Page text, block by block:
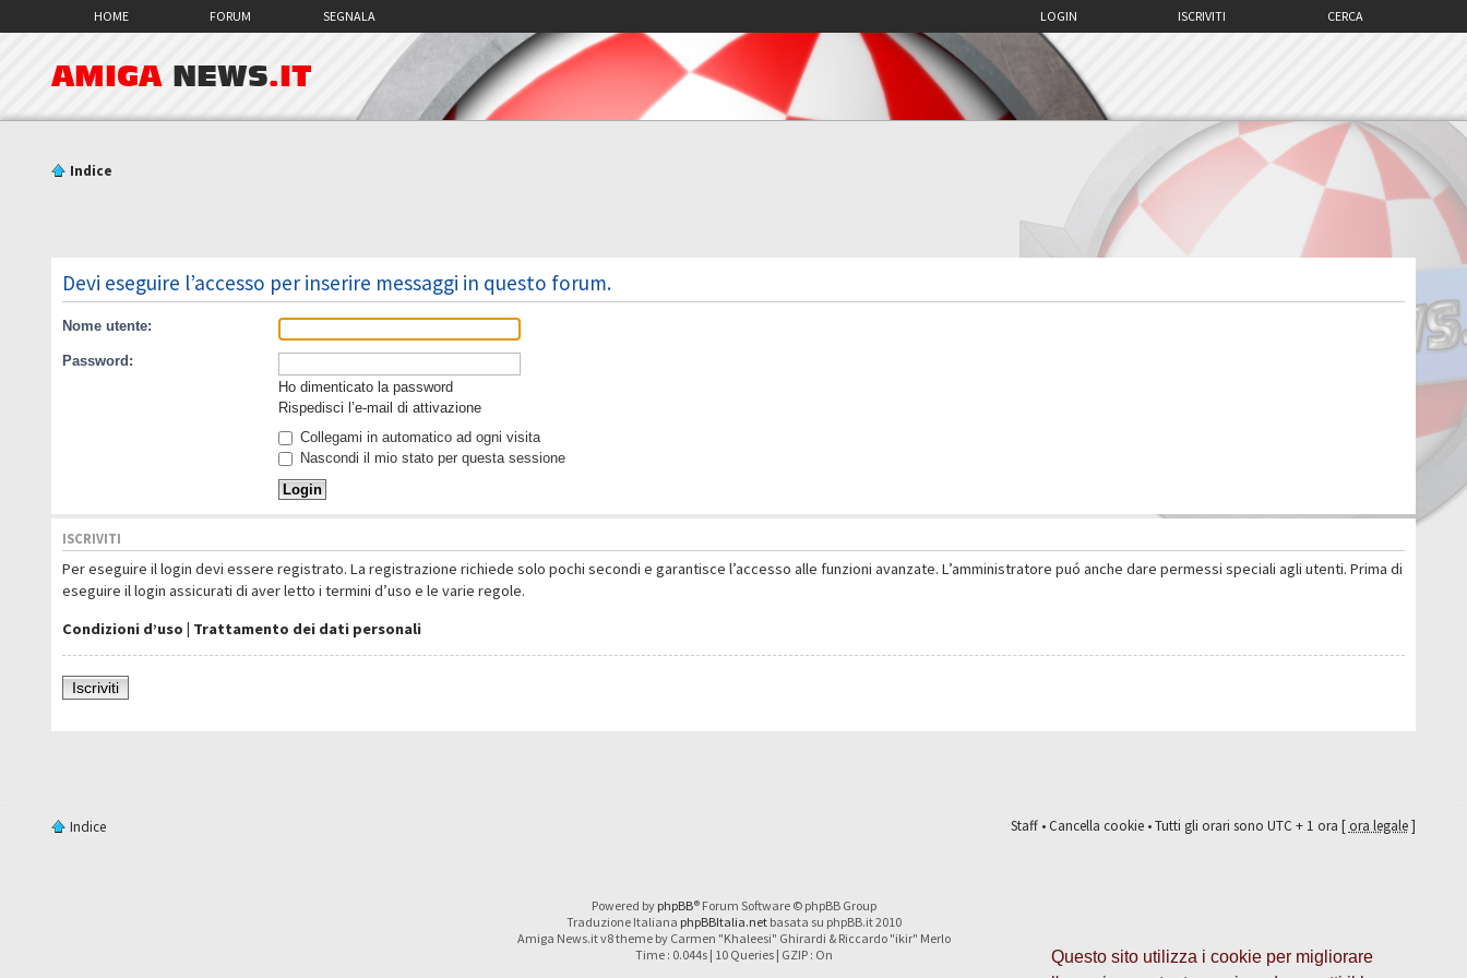
Questo sito utilizza i cookie per migliorare
HOME FORUM SEGNALA CERCA
ISCRIVITI
LOGIN
AMIGA NEWS.IT
Indice
Devi eseguire l’accesso per inserire messaggi in questo forum.
Nome utente:
Password:
Ho dimenticato la password
Rispedisci l’e-mail di attivazione
Collegami in automatico ad ogni visita
Nascondi il mio stato per questa sessione
ISCRIVITI
Per eseguire il login devi essere registrato. La registrazione richiede solo pochi secondi e garantisce l’accesso alle funzioni avanzate. L’amministratore puó anche dare permessi speciali agli utenti. Prima di
eseguire il login assicurati di aver letto i termini d’uso e le varie regole.
Condizioni d’uso | Trattamento dei dati personali
Iscriviti
Indice Staff•Cancella cookie• Tutti gli orari sono UTC + 1 ora [ora legale]
Powered by phpBB® Forum Software © phpBB Group
Traduzione Italiana phpBBItalia.netbasata su phpBB.it 2010
Amiga News.it v8 theme by Carmen "Khaleesi" Ghirardi & Riccardo "ikir" Merlo
Time : 0.044s | 10 Queries | GZIP : On